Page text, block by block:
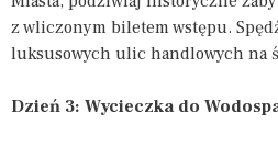
z wliczonym biletem wstępu.
luksusowych ulic handlowych na
Dzień 3: Wycieczka do